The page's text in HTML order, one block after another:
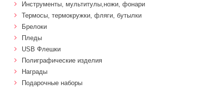
Инструменты, мультитулы,ножи, фонари
Термосы, термокружки, фляги, бутылки
Брелоки
Пледы
USB Флешки
Полиграфические изделия
Награды
Подарочные наборы